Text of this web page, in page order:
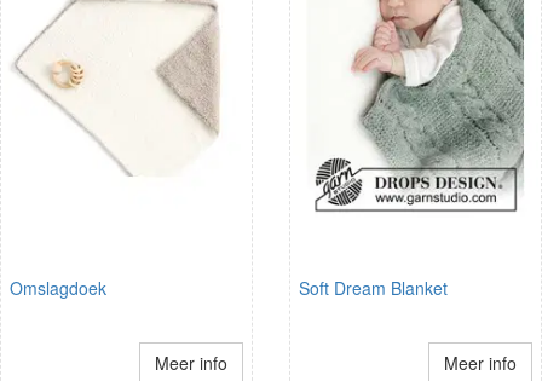
Omslagdoek
Meer info
Soft Dream Blanket
Meer info